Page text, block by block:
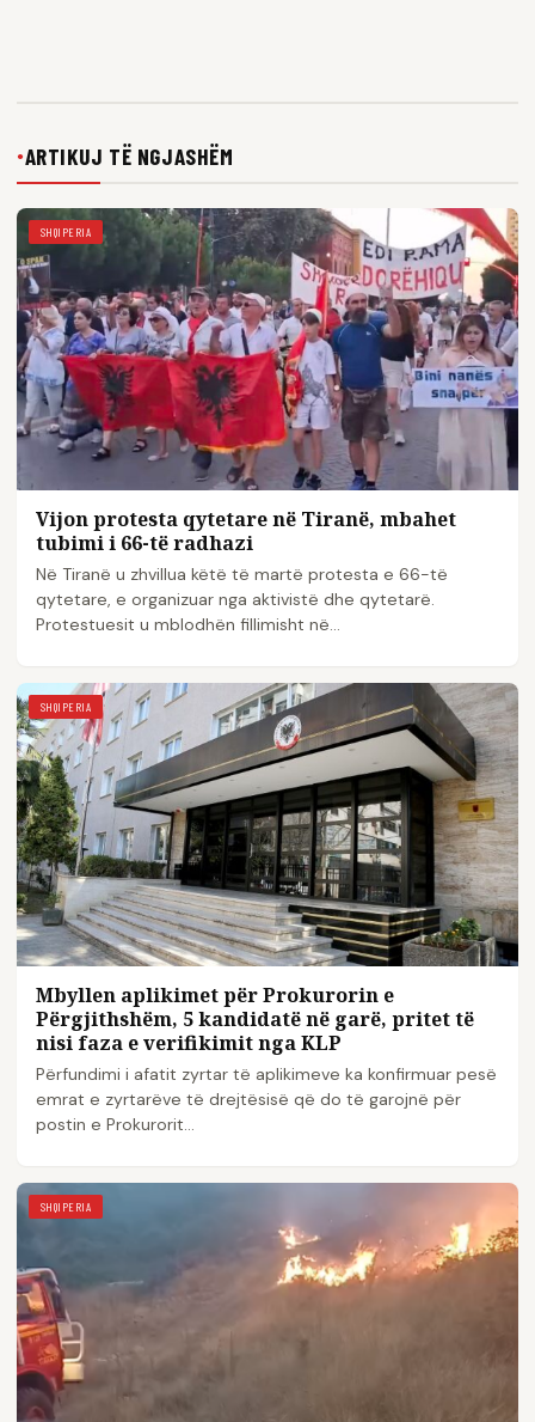
●ARTIKUJ TË NGJASHËM
SHQIPERIA
Vijon protesta qytetare në Tiranë, mbahet
tubimi i 66-të radhazi
Në Tiranë u zhvillua këtë të martë protesta e 66-të
qytetare, e organizuar nga aktivistë dhe qytetarë.
Protestuesit u mblodhën fillimisht në…
SHQIPERIA
Mbyllen aplikimet për Prokurorin e
Përgjithshëm, 5 kandidatë në garë, pritet të
nisi faza e verifikimit nga KLP
Përfundimi i afatit zyrtar të aplikimeve ka konfirmuar pesë
emrat e zyrtarëve të drejtësisë që do të garojnë për
postin e Prokurorit…
SHQIPERIA